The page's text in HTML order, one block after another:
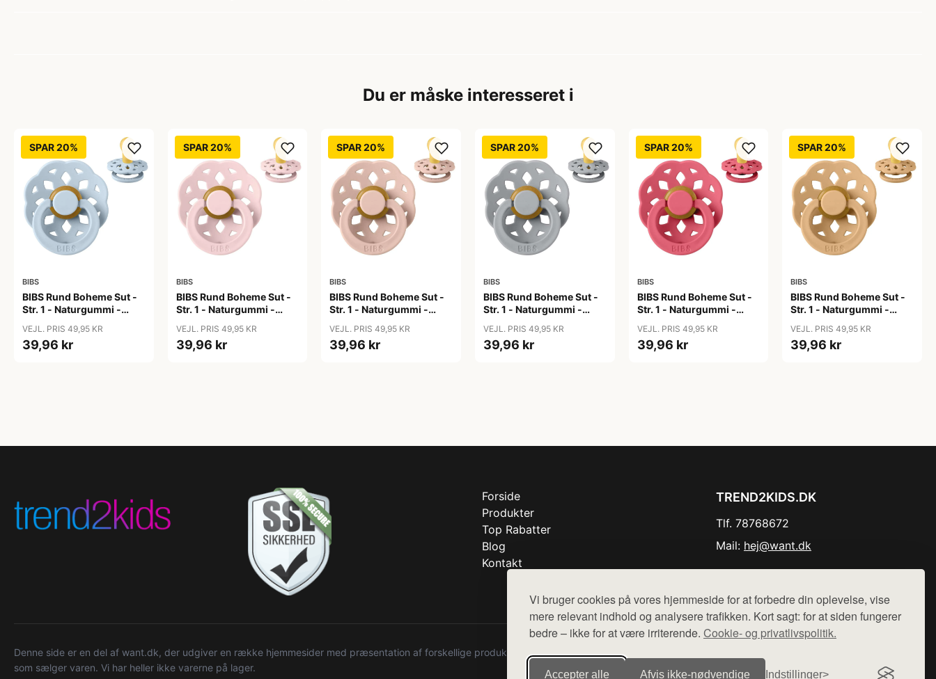
Vi bruger cookies på vores hjemmeside for at forbedre din oplevelse, vise
mere relevant indhold og analysere trafikken. Kort sagt: for at siden fungerer
bedre – ikke for at være irriterende. Cookie- og privatlivspolitik.
Accepter alle Afvis ikke‑nødvendige Indstillinger
Du er måske interesseret i
SPAR 20%
BIBS
BIBS Rund Boheme Sut -
Str. 1 - Naturgummi -
VEJL. PRIS 49,95 KR
39,96 kr
SPAR 20%
BIBS
BIBS Rund Boheme Sut -
Str. 1 - Naturgummi -
VEJL. PRIS 49,95 KR
39,96 kr
SPAR 20%
BIBS
BIBS Rund Boheme Sut -
Str. 1 - Naturgummi -
VEJL. PRIS 49,95 KR
39,96 kr
SPAR 20%
BIBS
BIBS Rund Boheme Sut -
Str. 1 - Naturgummi -
VEJL. PRIS 49,95 KR
39,96 kr
SPAR 20%
BIBS
BIBS Rund Boheme Sut -
Str. 1 - Naturgummi -
VEJL. PRIS 49,95 KR
39,96 kr
SPAR 20%
BIBS
BIBS Rund Boheme Sut -
Str. 1 - Naturgummi -
VEJL. PRIS 49,95 KR
39,96 kr
Forside
Produkter
Top Rabatter
Blog
Kontakt
TREND2KIDS.DK
Tlf. 78768672
Mail: hej@want.dk
Denne side er en del af want.dk, der udgiver en række hjemmesider med præsentation af forskellige produkter fra diverse webshops. Der sælges ikke varer fra denne side - vi henviser til de shops,
som sælger varen. Vi har heller ikke varerne på lager.